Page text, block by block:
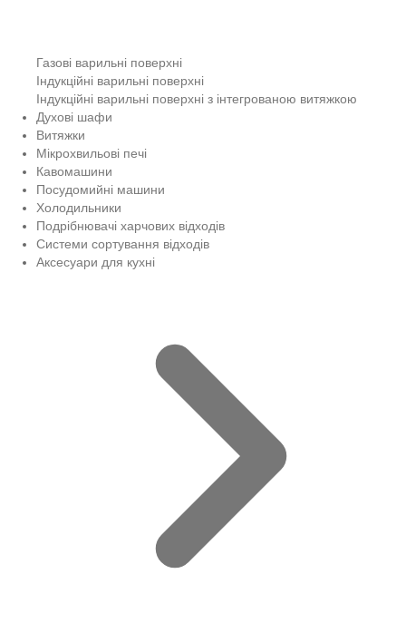
Газові варильні поверхні
Індукційні варильні поверхні
Індукційні варильні поверхні з інтегрованою витяжкою
Духові шафи
Витяжки
Мікрохвильові печі
Кавомашини
Посудомийні машини
Холодильники
Подрібнювачі харчових відходів
Системи сортування відходів
Аксесуари для кухні